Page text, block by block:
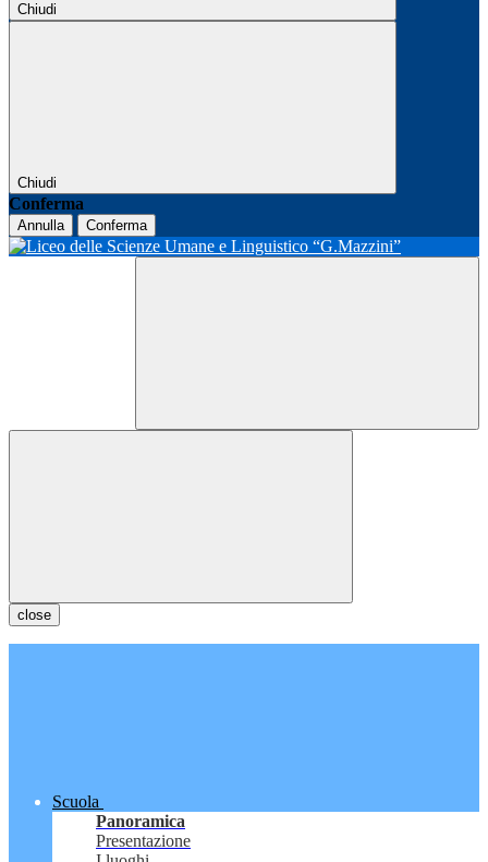
Chiudi
Chiudi
Conferma
Annulla Conferma
close
Scuola
Panoramica
Presentazione